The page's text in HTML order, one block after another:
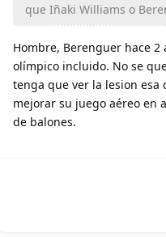
que Iñaki Williams o
Hombre, Berenguer hace
olímpico incluido. No se
tenga que ver la lesion
mejorar su juego aéreo en
de balones.